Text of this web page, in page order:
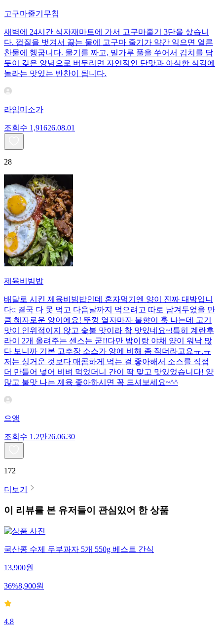
고구마줄기무침
새벽에 24시간 식자재마트에 가서 고구마줄기 3단을 샀습니
다. 껍질을 벗겨서 끓는 물에 고구마 줄기가 약간 익으면 얼른
찬물에 헹굽니다. 물기를 짜고, 밀가루 풀을 쑤어서 김치를 담
듯이 갖은 양념으로 버무리면 자연적인 단맛과 아삭한 식감에
놀라는 맛있는 반찬이 됩니다.
라임미소가
조회수 1,91626.08.01
28
제육비빔밥
배달로 시킨 제육비빔밥인데 혼자먹기엔 양이 진짜 대박입니
다;; 결국 다 못 먹고 다음날까지 먹으려고 따로 남겨두었을 만
큼 혜자로운 양이에요! 뚜껑 열자마자 불향이 훅 나는데 고기
맛이 인위적이지 않고 숯불 맛이라 참 맛있네요~!특히 계란후
라이 2개 올려주는 센스는 굳!! ​다만 밥이랑 야채 양이 워낙 많
다 보니까 기본 고추장 소스가 양에 비해 좀 적더라고요ㅠ.ㅠ
저는 싱거운 것보다 매콤하게 먹는 걸 좋아해서 소스를 직접
더 만들어 넣어 비벼 먹었더니 간이 딱 맞고 맛있었습니다! 양
많고 불맛 나는 제육 좋아하시면 꼭 드셔보세요~^^
으앵
조회수 1.2만26.06.30
172
더보기
이 리뷰를 본 유저들이 관심있어 한 상품
국산콩 수제 두부과자 5개 550g 베스트 간식
13,900원
36%8,900원
4.8